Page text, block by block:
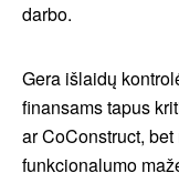
darbo.
Gera išlaidų
finansams tapus
ar CoConstruct,
funkcionalumo